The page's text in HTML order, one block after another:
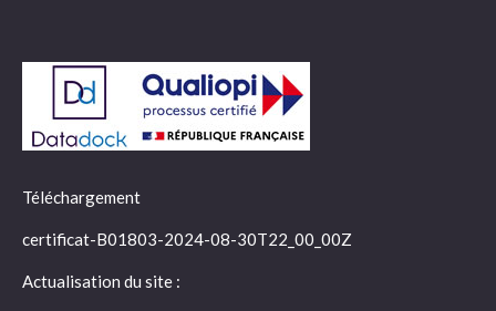
Téléchargement
certificat-B01803-2024-08-30T22_00_00Z
Actualisation du site :